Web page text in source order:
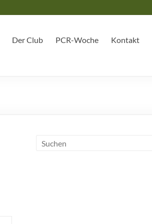
Der Club PCR-Woche Kontakt